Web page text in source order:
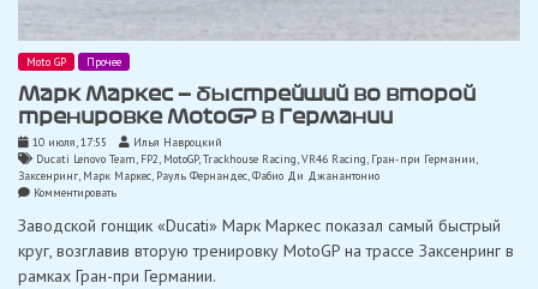
Moto GP Прочее
Марк Маркес — быстрейший во второй
тренировке MotoGP в Германии
10 июля, 17:55
Илья Навроцкий
Ducati Lenovo Team, FP2, MotoGP,Trackhouse Racing,VR46 Racing, Гран-при Германии
Заксенринг, Марк Маркес, Рауль Фернандес,Фабио Ди Джанантонио
Комментироватьon
Маркес
быстрейший
во
Заводской гонщик «Ducati» Марк Маркес показал самый быстрый
круг, возглавив вторую тренировку MotoGP на трассе Заксенринг в
рамках Гран-при Германии.